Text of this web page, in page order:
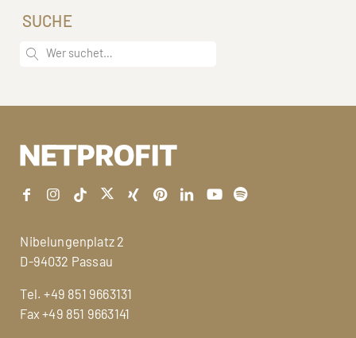
SUCHE
Nibelungenplatz 2
D-94032 Passau
Tel.+49 851 9663131
Fax +49 851 9663141